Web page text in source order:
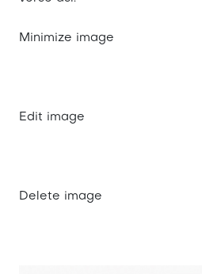
Minimize image
Edit image
Delete image